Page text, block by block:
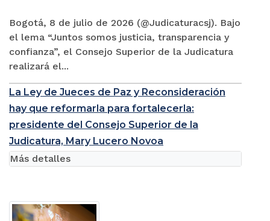
Bogotá, 8 de julio de 2026 (@Judicaturacsj). Bajo
el lema “Juntos somos justicia, transparencia y
confianza”, el Consejo Superior de la Judicatura
realizará el...
La Ley de Jueces de Paz y Reconsideración
hay que reformarla para fortalecerla:
presidente del Consejo Superior de la
Judicatura, Mary Lucero Novoa
Más detalles